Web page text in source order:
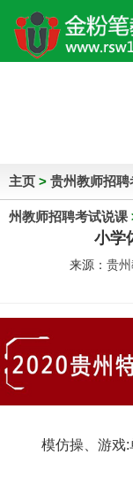
主页 > 贵州教师招
州教师招聘考试说课
小学
来源： 贵
模仿操、游戏: